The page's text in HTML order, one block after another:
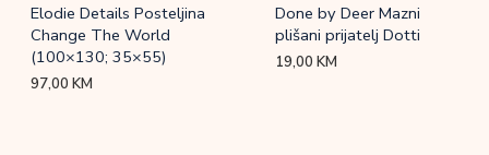
Elodie Details Posteljina
Change The World
(100×130; 35×55)
97,00KM
Done by Deer Mazni
plišani prijatelj Dotti
19,00KM